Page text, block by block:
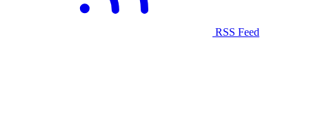
RSS Feed